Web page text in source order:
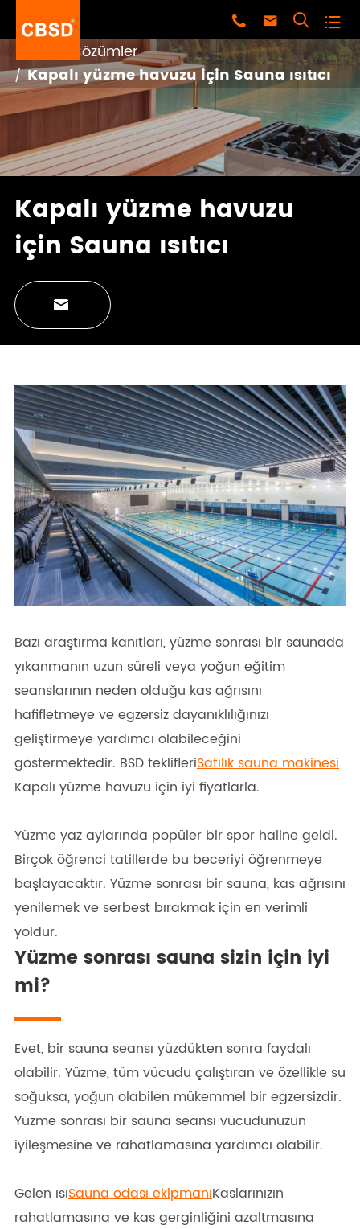
   
Çözümler
Kapalı yüzme havuzu için Sauna ısıtıcı
Kapalı yüzme havuzu
için Sauna ısıtıcı

Bazı araştırma kanıtları, yüzme sonrası bir saunada
yıkanmanın uzun süreli veya yoğun eğitim
seanslarının neden olduğu kas ağrısını
hafifletmeye ve egzersiz dayanıklılığınızı
geliştirmeye yardımcı olabileceğini
göstermektedir. BSD teklifleriSatılık sauna makinesi
Kapalı yüzme havuzu için iyi fiyatlarla.
Yüzme yaz aylarında popüler bir spor haline geldi.
Birçok öğrenci tatillerde bu beceriyi öğrenmeye
başlayacaktır. Yüzme sonrası bir sauna, kas ağrısını
yenilemek ve serbest bırakmak için en verimli
yoldur.
Yüzme sonrası sauna sizin için iyi
mi?
Evet, bir sauna seansı yüzdükten sonra faydalı
olabilir. Yüzme, tüm vücudu çalıştıran ve özellikle su
soğuksa, yoğun olabilen mükemmel bir egzersizdir.
Yüzme sonrası bir sauna seansı vücudunuzun
iyileşmesine ve rahatlamasına yardımcı olabilir.
Gelen ısıSauna odası ekipmanıKaslarınızın
rahatlamasına ve kas gerginliğini azaltmasına